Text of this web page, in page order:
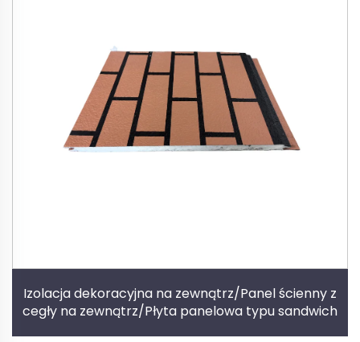
Izolacja dekoracyjna na zewnątrz/Panel ścienny z
cegły na zewnątrz/Płyta panelowa typu sandwich